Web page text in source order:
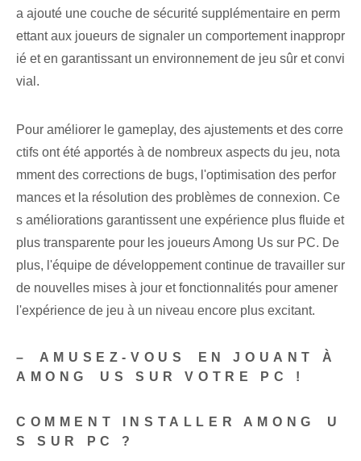
a ajouté une couche de sécurité supplémentaire en perm
ettant aux joueurs de signaler un comportement inappropr
ié et en garantissant un environnement de jeu sûr et convi
vial.
Pour améliorer le gameplay, des ajustements et des corre
ctifs ont été apportés à de nombreux aspects du jeu, nota
mment des corrections de bugs, l'optimisation des perfor
mances et la résolution des problèmes de connexion. Ce
s améliorations garantissent une expérience plus fluide et
plus transparente pour les joueurs Among Us sur PC. De
plus, l'équipe de développement continue de travailler sur
de nouvelles mises à jour et fonctionnalités pour amener
l'expérience de jeu à un niveau encore plus excitant.
– ⁣AMUSEZ-VOUS⁤ EN JOUANT À
AMONG ⁤US SUR VOTRE PC !
COMMENT INSTALLER AMONG ⁣U
S SUR PC ?